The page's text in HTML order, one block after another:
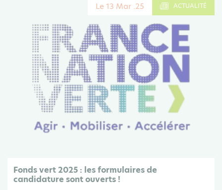
Le 13 Mar .25 ACTUALITÉ
Fonds vert 2025 : les formulaires de
candidature sont ouverts !